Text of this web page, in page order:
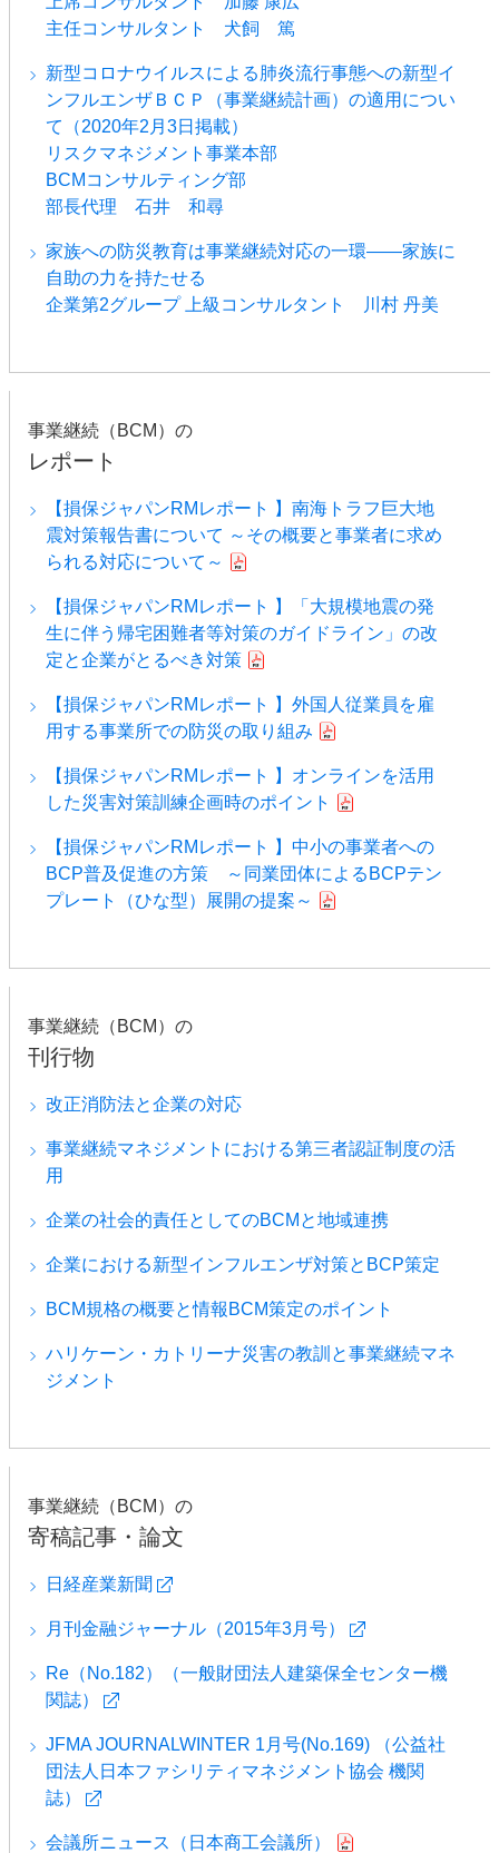
主任コンサルタント 犬飼 篤
新型コロナウイルスによる肺炎流行事態への新型イ
ンフルエンザＢＣＰ（事業継続計画）の適用につい
て（2020年2月3日掲載）
リスクマネジメント事業本部
BCMコンサルティング部
部長代理 石井 和尋
家族への防災教育は事業継続対応の一環――家族に
自助の力を持たせる
企業第2グループ 上級コンサルタント 川村 丹美
事業継続（BCM）の
レポート
【損保ジャパンRMレポート 】南海トラフ巨大地
震対策報告書について ～その概要と事業者に求め
られる対応について～
【損保ジャパンRMレポート 】「大規模地震の発
生に伴う帰宅困難者等対策のガイドライン」の改
定と企業がとるべき対策
【損保ジャパンRMレポート 】外国人従業員を雇
用する事業所での防災の取り組み
【損保ジャパンRMレポート 】オンラインを活用
した災害対策訓練企画時のポイント
【損保ジャパンRMレポート 】中小の事業者への
BCP普及促進の方策 ～同業団体によるBCPテン
プレート（ひな型）展開の提案～
事業継続（BCM）の
刊行物
改正消防法と企業の対応
事業継続マネジメントにおける第三者認証制度の活
用
企業の社会的責任としてのBCMと地域連携
企業における新型インフルエンザ対策とBCP策定
BCM規格の概要と情報BCM策定のポイント
ハリケーン・カトリーナ災害の教訓と事業継続マネ
ジメント
事業継続（BCM）の
寄稿記事・論文
日経産業新聞
月刊金融ジャーナル（2015年3月号）
Re（No.182）（一般財団法人建築保全センター機
関誌）
JFMA JOURNALWINTER 1月号(No.169) （公益社
団法人日本ファシリティマネジメント協会 機関
誌）
会議所ニュース（日本商工会議所）